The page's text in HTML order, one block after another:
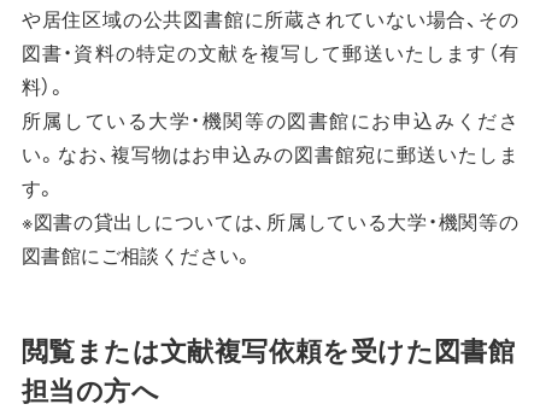
や居住区域の公共図書館に所蔵されていない場合、その
図書・資料の特定の文献を複写して郵送いたします（有
料）。
所属している大学・機関等の図書館にお申込みくださ
い。なお、複写物はお申込みの図書館宛に郵送いたしま
す。
※図書の貸出しについては、所属している大学・機関等の
図書館にご相談ください。
閲覧または文献複写依頼を受けた図書館
担当の方へ